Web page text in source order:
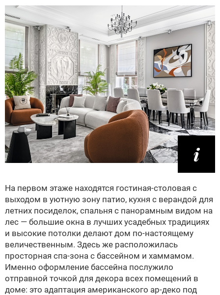
На первом этаже находятся гостиная-столовая с
выходом в уютную зону патио, кухня с верандой для
летних посиделок, спальня с панорамным видом на
лес — большие окна в лучших усадебных традициях
и высокие потолки делают дом по-настоящему
величественным. Здесь же расположилась
просторная спа-зона с бассейном и хаммамом.
Именно оформление бассейна послужило
отправной точкой для декора всех помещений в
доме: это адаптация американского ар-деко под